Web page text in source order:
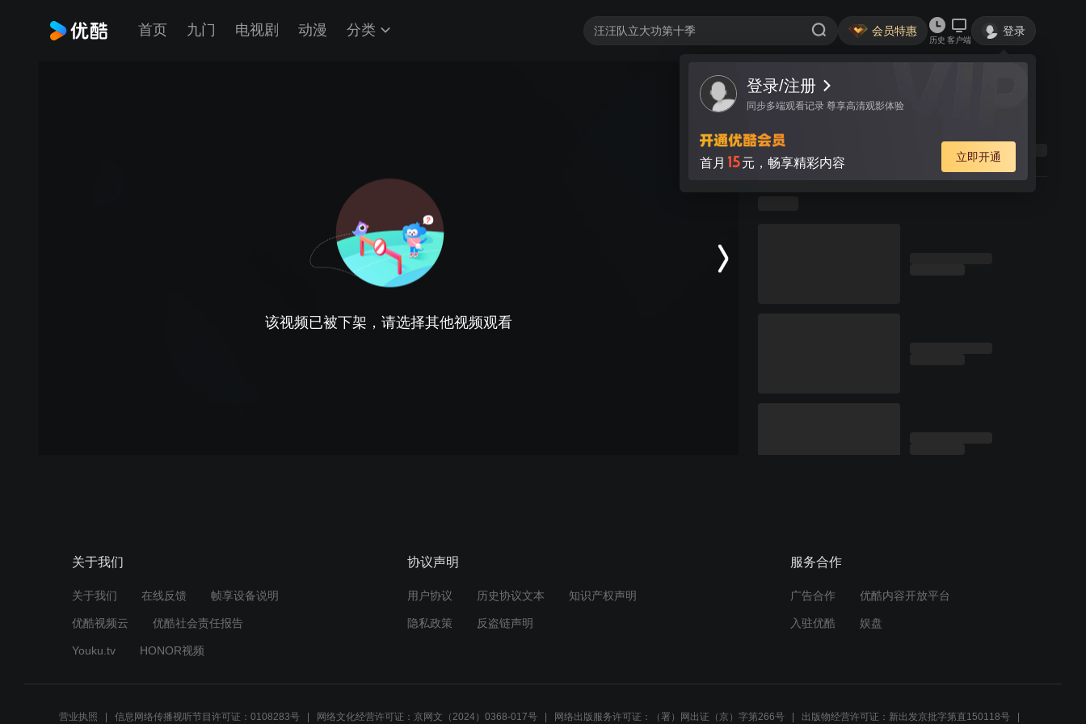
首页 九门 电视剧 动漫 分类 会员特惠
历史 客户端
登录
登录/注册
同步多端观看记录 尊享高清观影体验
首月 15元，畅享精彩内容 立即开通
该视频已被下架，请选择其他视频观看
关于我们
关于我们 在线反馈 帧享设备说明
优酷视频云 优酷社会责任报告
Youku.tv HONOR视频
协议声明
用户协议 历史协议文本 知识产权声明
隐私政策 反盗链声明
服务合作
广告合作 优酷内容开放平台
入驻优酷 娱盘
营业执照 信息网络传播视听节目许可证：0108283号 网络文化经营许可证：京网文（2024）0368-017号 网络出版服务许可证：（署）网出证（京）字第266号 出版物经营许可证：新出发京批字第直150118号